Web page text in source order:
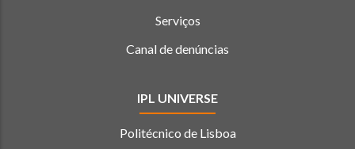
Serviços
Canal de denúncias
IPL UNIVERSE
Politécnico de Lisboa